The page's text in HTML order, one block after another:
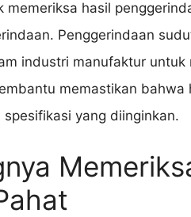
memeriksa hasil
Penggerindaan
industri manufaktur
memastikan
spesifikasi yang diinginkan.